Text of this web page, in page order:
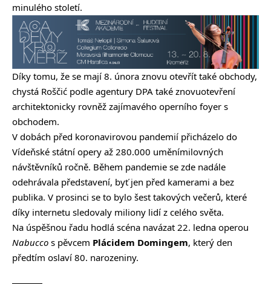
minulého století.
Díky tomu, že se mají 8. února znovu otevřít také obchody,
chystá Roščić podle agentury DPA také znovuotevření
architektonicky rovněž zajímavého operního foyer s
obchodem.
V dobách před koronavirovou pandemií přicházelo do
Vídeňské státní opery až 280.000 uměnímilovných
návštěvníků ročně. Během pandemie se zde nadále
odehrávala představení, byť jen před kamerami a bez
publika. V prosinci se to bylo šest takových večerů, které
díky internetu sledovaly miliony lidí z celého světa.
Na úspěšnou řadu hodlá scéna navázat 22. ledna operou
Nabucco s pěvcem Plácidem Domingem, který den
předtím oslaví 80. narozeniny.